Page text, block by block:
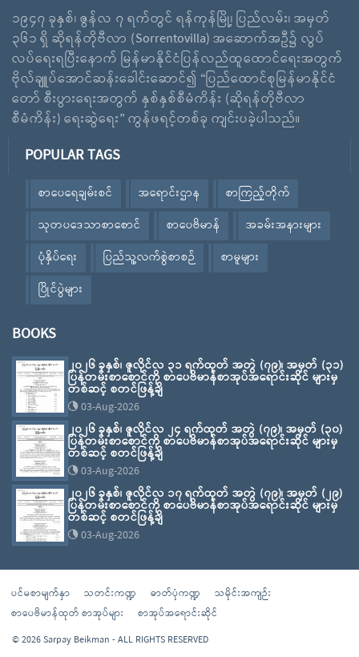
၁၉၄၇ ခုနှစ်၊ ဇွန်လ ၇ ရက်တွင် ရန်ကုန်မြို့၊ ပြည်လမ်း၊ အမှတ်
၃၆၁ ရှိ ဆိုရန်တိုဗီလာ (Sorrentovilla) အဆောက်အဦ၌ လွပ်
လပ်ရေးရပြီးနောက် မြန်မာနိုင်ငံပြန်လည်ထူထောင်ရေးအတွက်
ဗိုလ်ချူပ်အောင်ဆန်းခေါင်းဆောင်၍ “ပြည်ထောင်စုမြန်မာနိုင်ငံ
တော် စီးပွားရေးအတွက် နှစ်နှစ်စီမံကိန်း (ဆိုရန်တိုဗီလာ
စီမံကိန်း) ရေးဆွဲရေး” ကွန်ဖရင့်တစ်ခု ကျင်းပခဲ့ပါသည်။
POPULAR TAGS
စာပေရေချမ်းစင် အရောင်းဌာန
စာကြည့်တိုက်
သုတပဒေသာစာစောင်
စာပေဗိမာန်
အခမ်းအနားများ
ပုံနှိပ်ရေး
ပြည်သူ့လက်စွဲစာစဉ်
စာမူများ
ပြိုင်ပွဲများ
BOOKS
၂၀၂၆ ခုနှစ်၊ ဇူလိုင်လ ၃၁ ရက်ထုတ် အတွဲ (၇၉)၊ အမှတ် (၃၁)
ပြန်တမ်းစာစောင်ကို စာပေဗိမာန်စာအုပ်အရောင်းဆိုင် များမှ
တစ်ဆင့် စတင်ဖြန့်ချိ
03-Aug-2026
၂၀၂၆ ခုနှစ်၊ ဇူလိုင်လ ၂၄ ရက်ထုတ် အတွဲ (၇၉)၊ အမှတ် (၃၀)
ပြန်တမ်းစာစောင်ကို စာပေဗိမာန်စာအုပ်အရောင်းဆိုင် များမှ
တစ်ဆင့် စတင်ဖြန့်ချိ
03-Aug-2026
၂၀၂၆ ခုနှစ်၊ ဇူလိုင်လ ၁၇ ရက်ထုတ် အတွဲ (၇၉)၊ အမှတ် (၂၉)
ပြန်တမ်းစာစောင်ကို စာပေဗိမာန်စာအုပ်အရောင်းဆိုင် များမှ
တစ်ဆင့် စတင်ဖြန့်ချိ
03-Aug-2026
ပင်မစာမျက်နှာ သတင်းကဏ္ဍ ဓာတ်ပုံကဏ္ဍ
သမိုင်းအကျဉ်း
စာပေဗိမာန်ထုတ် စာအုပ်များ
စာအုပ်အရောင်းဆိုင်
© 2026 Sarpay Beikman - ALL RIGHTS RESERVED